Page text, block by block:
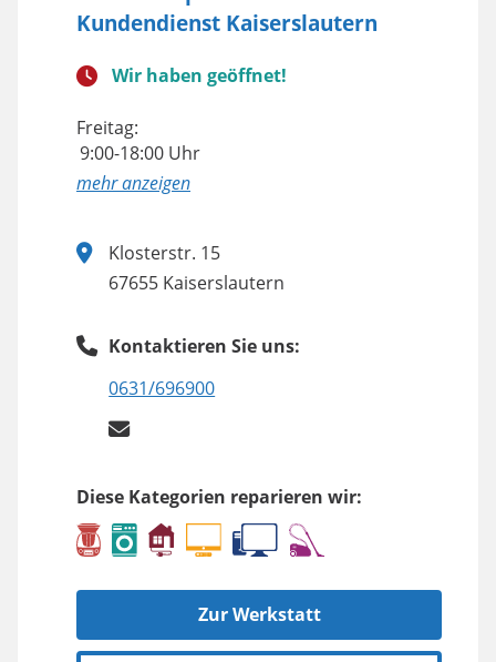
Kundendienst Kaiserslautern
Wir haben geöffnet!
Freitag:
9:00-18:00 Uhr
anzeigen
Klosterstr. 15
67655 Kaiserslautern
Kontaktieren Sie uns:
0631/696900
Diese Kategorien reparieren wir:
Zur Werkstatt